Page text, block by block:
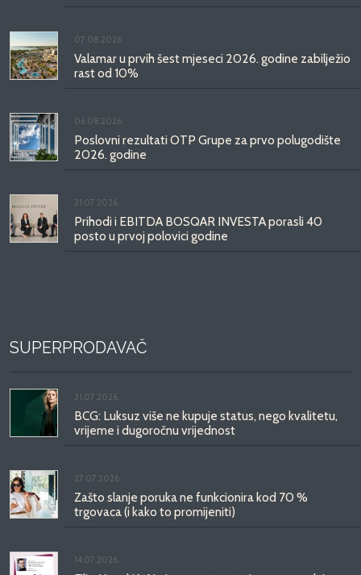
07.08.2026.
Valamar u prvih šest mjeseci 2026. godine zabilježio
rast od 10%
06.08.2026.
Poslovni rezultati OTP Grupe za prvo polugodište
2026. godine
31.07.2026.
Prihodi i EBITDA BOSQAR INVESTA porasli 40
posto u prvoj polovici godine
SUPERPRODAVAČ
31.07.2026.
BCG: Luksuz više ne kupuje status, nego kvalitetu,
vrijeme i dugoročnu vrijednost
27.07.2026.
Zašto slanje poruka ne funkcionira kod 70 %
trgovaca (i kako to promijeniti)
14.07.2026.